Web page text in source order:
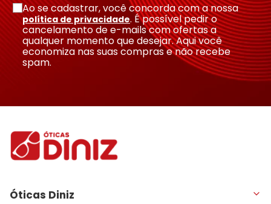
Ao se cadastrar, você concorda com a nossa
política de privacidade. É possível pedir o
cancelamento de e-mails com ofertas a
qualquer momento que desejar. Aqui você
economiza nas suas compras e não recebe
spam.
Óticas Diniz